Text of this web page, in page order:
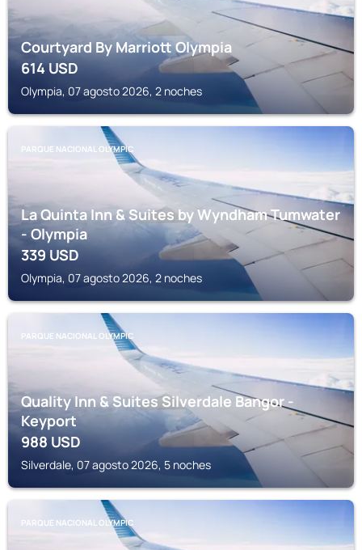
Courtyard By Marriott Olympia
614USD
Olympia, 07 agosto 2026, 2 noches
PARQUE NACIONAL OLYMPIC
La Quinta Inn & Suites by Wyndham Tumwater
- Olympia
339USD
Olympia, 07 agosto 2026, 2 noches
PARQUE NACIONAL OLYMPIC
Quality Inn & Suites Silverdale Bangor -
Keyport
988USD
Silverdale, 07 agosto 2026, 5 noches
PARQUE NACIONAL OLYMPIC